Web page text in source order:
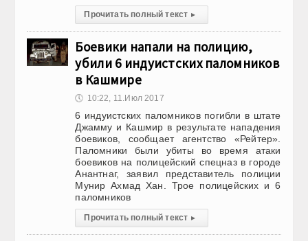
Прочитать полный текст ▸
Боевики напали на полицию,
убили 6 индуистских паломников
в Кашмире
🕔 10:22, 11.Июл 2017
6 индуистских паломников погибли в штате
Джамму и Кашмир в результате нападения
боевиков, сообщает агентство «Рейтер».
Паломники были убиты во время атаки
боевиков на полицейский спецназ в городе
Анантнаг, заявил представитель полиции
Мунир Ахмад Хан. Трое полицейских и 6
паломников
Прочитать полный текст ▸